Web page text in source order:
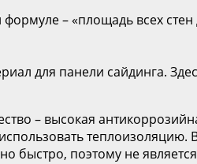
– «площадь всех
для панели сайдинга.
– высокая
быстро, поэтому не